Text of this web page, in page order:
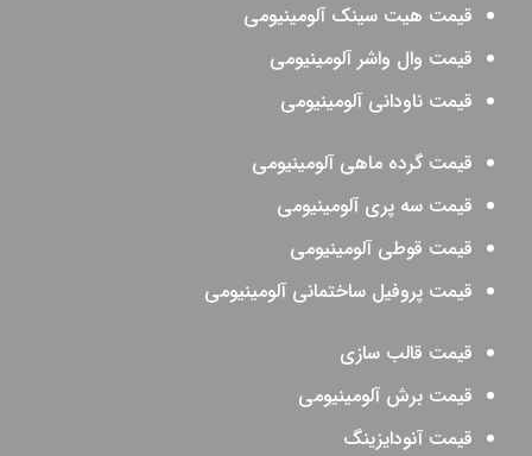
قیمت هیت سینک آلومینیومی
قیمت وال واشر آلومینیومی
قیمت ناودانی آلومینیومی
قیمت گرده ماهی آلومینیومی
قیمت سه پری آلومینیومی
قیمت قوطی آلومینیومی
قیمت پروفیل ساختمانی آلومینیومی
قیمت قالب سازی
قیمت برش آلومینیومی
قیمت آنودایزینگ